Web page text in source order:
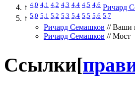
↑ 4,0 4,1 4,2 4,3 4,4 4,5 4,6 Ричард
↑ 5,0 5,1 5,2 5,3 5,4 5,5 5,6 5,7
Ричард Семашков // Ваши
Ричард Семашков // Мост
Ссылки[